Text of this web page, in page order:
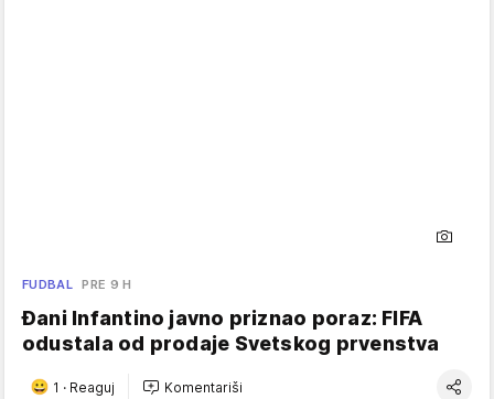
FUDBAL PRE 9 H
Đani Infantino javno priznao poraz: FIFA
odustala od prodaje Svetskog prvenstva
1 · Reaguj Komentariši